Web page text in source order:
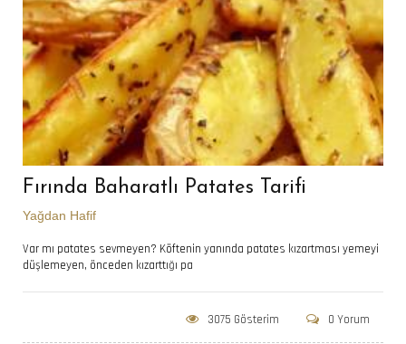
Fırında Baharatlı Patates Tarifi
Yağdan Hafif
Var mı patates sevmeyen? Köftenin yanında patates kızartması yemeyi
düşlemeyen, önceden kızarttığı pa
0 Yorum
3075 Gösterim